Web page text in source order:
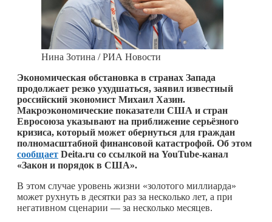
Нина Зотина / РИА Новости
Экономическая обстановка в странах Запада
продолжает резко ухудшаться, заявил известный
российский экономист Михаил Хазин.
Макроэкономические показатели США и стран
Евросоюза указывают на приближение серьёзного
кризиса, который может обернуться для граждан
полномасштабной финансовой катастрофой. Об этом
сообщает Deita.ru со ссылкой на YouTube-канал
«Закон и порядок в США».
В этом случае уровень жизни «золотого миллиарда»
может рухнуть в десятки раз за несколько лет, а при
негативном сценарии — за несколько месяцев.